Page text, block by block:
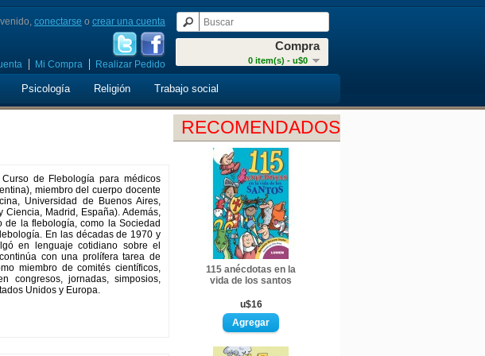
Compra
0 item(s) - u$0
conectarse o crear una cuenta
Mi Compra Realizar Pedido
Psicología Religión Trabajo social
RECOMENDADOS
115 anécdotas en la
vida de los santos
u$16
de Flebología para médicos
miembro del cuerpo docente
Universidad de Buenos Aires,
Madrid, España). Además,
de la flebología, como la Sociedad
En las décadas de 1970 y
en lenguaje cotidiano sobre el
con una prolífera tarea de
miembro de comités científicos,
congresos, jornadas, simposios,
Unidos y Europa.